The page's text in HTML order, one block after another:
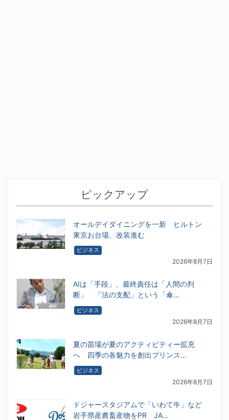
ピックアップ
オールデイダイニングを一新 ヒルトン
東京お台場、改装進む
ビジネス
2026年8月7日
AIは「手段」、最終責任は「人間の判
断」 「法の支配」という「傘…
ビジネス
2026年8月7日
夏の苗場が夏のアクティビティー拡充
へ 四季の各魅力を創出プリンス…
ビジネス
2026年8月7日
ドジャースタジアムで「いわて牛」など
岩手県産農畜産物をPR JA…